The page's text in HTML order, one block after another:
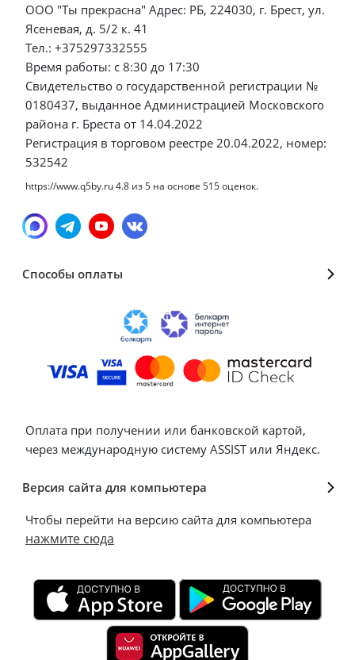
ООО "Ты прекрасна" Адрес: РБ, 224030, г. Брест, ул.
Ясеневая, д. 5/2 к. 41
Тел.: +375297332555
Время работы: с 8:30 до 17:30
Свидетельство о государственной регистрации №
0180437, выданное Администрацией Московского
района г. Бреста от 14.04.2022
Регистрация в торговом реестре 20.04.2022, номер:
532542
https://www.q5by.ru4.8 из5 на основе 515оценок.
Способы оплаты
Оплата при получении или банковской картой,
через международную систему ASSIST или Яндекс.
Версия сайта для компьютера
Чтобы перейти на версию сайта для компьютера
нажмите сюда